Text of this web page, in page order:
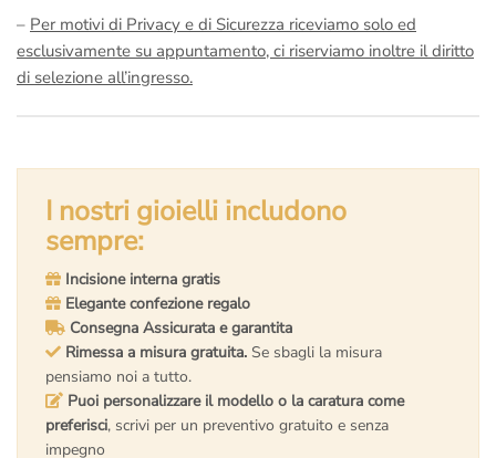
– Per motivi di Privacy e di Sicurezza riceviamo solo ed
esclusivamente su appuntamento, ci riserviamo inoltre il diritto
di selezione all’ingresso.
I nostri gioielli includono
sempre:
Incisione interna gratis
Elegante confezione regalo
Consegna Assicurata e garantita
Rimessa a misura gratuita. Se sbagli la misura
pensiamo noi a tutto.
Puoi personalizzare il modello o la caratura come
preferisci, scrivi per un preventivo gratuito e senza
impegno